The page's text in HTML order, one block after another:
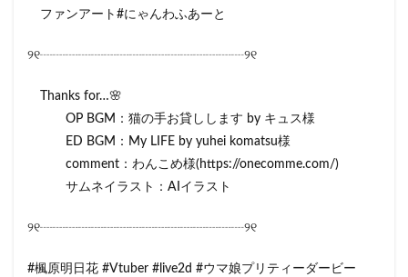
ファンアート​#にゃんわふあーと
୨୧┈┈┈┈┈┈┈┈┈┈┈┈┈┈┈┈୨୧
Thanks for…🌸
OP BGM：猫の手お貸しします by キュス様
ED BGM：My LIFE by yuhei komatsu様
comment：わんこめ様(https://onecomme.com/)
サムネイラスト：AIイラスト
୨୧┈┈┈┈┈┈┈┈┈┈┈┈┈┈┈┈୨୧
#楓原明日花 #Vtuber #live2d #ウマ娘プリティーダービー